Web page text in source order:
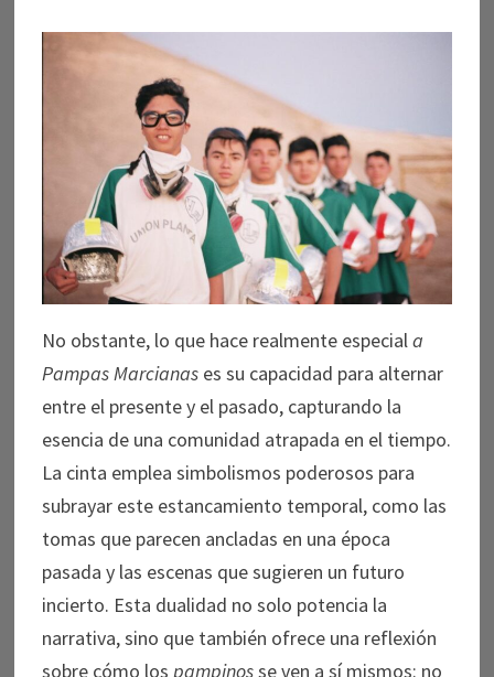
No obstante, lo que hace realmente especiala
Pampas Marcianases su capacidad para alternar
entre el presente y el pasado, capturando la
esencia de una comunidad atrapada en el tiempo.
La cinta emplea simbolismos poderosos para
subrayar este estancamiento temporal, como las
tomas que parecen ancladas en una época
pasada y las escenas que sugieren un futuro
incierto. Esta dualidad no solo potencia la
narrativa, sino que también ofrece una reflexión
sobre cómo los pampinosse ven a sí mismos: no